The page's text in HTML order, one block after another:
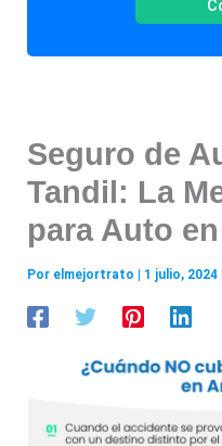
Seguro de
Tandil: La
para Auto en
Por elmejortrato 1 julio, 2024